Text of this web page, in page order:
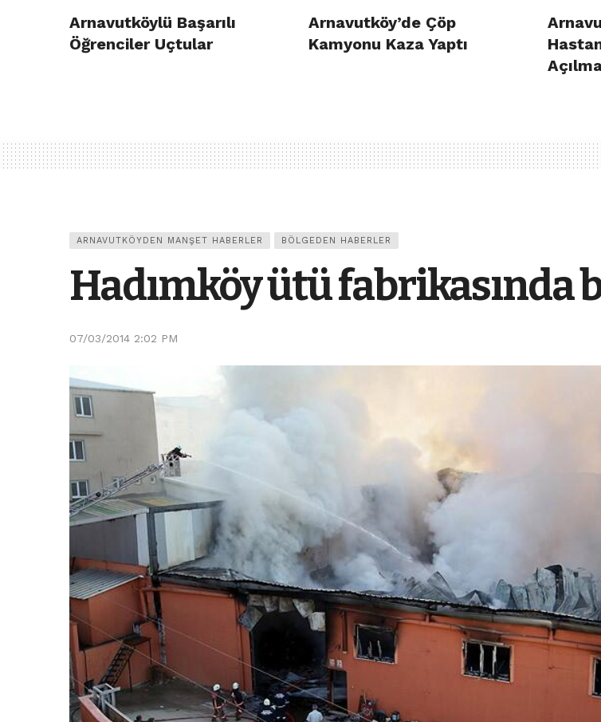
Arnavutköylü Başarılı
Öğrenciler Uçtular
Arnavutköy’de Çöp
Kamyonu Kaza Yaptı
ARNAVUTKÖYDEN MANŞET HABERLER BÖLGEDEN HABERLER
Hadımköy ütü fabrikasında
07/03/2014 2:02 PM